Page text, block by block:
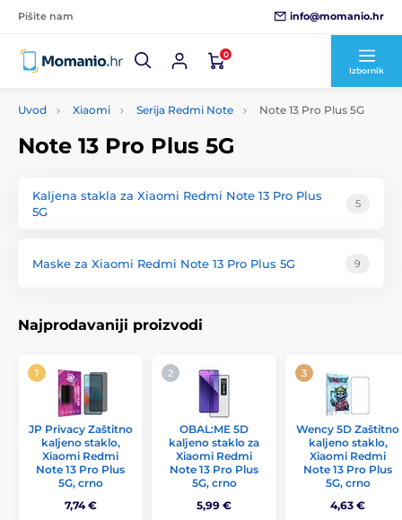
Pišite nam info@momanio.hr
0
Izbornik
Uvod Xiaomi Serija Redmi Note Note 13 Pro Plus 5G
Note 13 Pro Plus 5G
Kaljena stakla za Xiaomi Redmi Note 13 Pro Plus
5G
5
Maske za Xiaomi Redmi Note 13 Pro Plus 5G 9
Najprodavaniji proizvodi
JP Privacy Zaštitno
kaljeno staklo,
Xiaomi Redmi
Note 13 Pro Plus
5G, crno
7,74 €
OBAL:ME 5D
kaljeno staklo za
Xiaomi Redmi
Note 13 Pro Plus
5G, crno
5,99 €
Wency 5D Zaštitno
kaljeno staklo,
Xiaomi Redmi
Note 13 Pro Plus
5G, crno
4,63 €